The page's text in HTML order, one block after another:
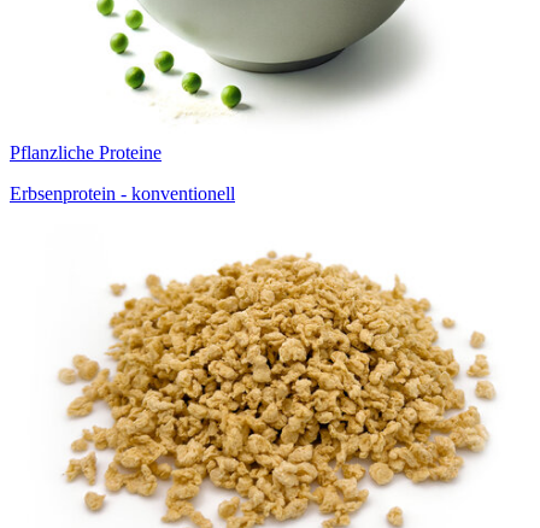
Pflanzliche Proteine
Erbsenprotein - konventionell